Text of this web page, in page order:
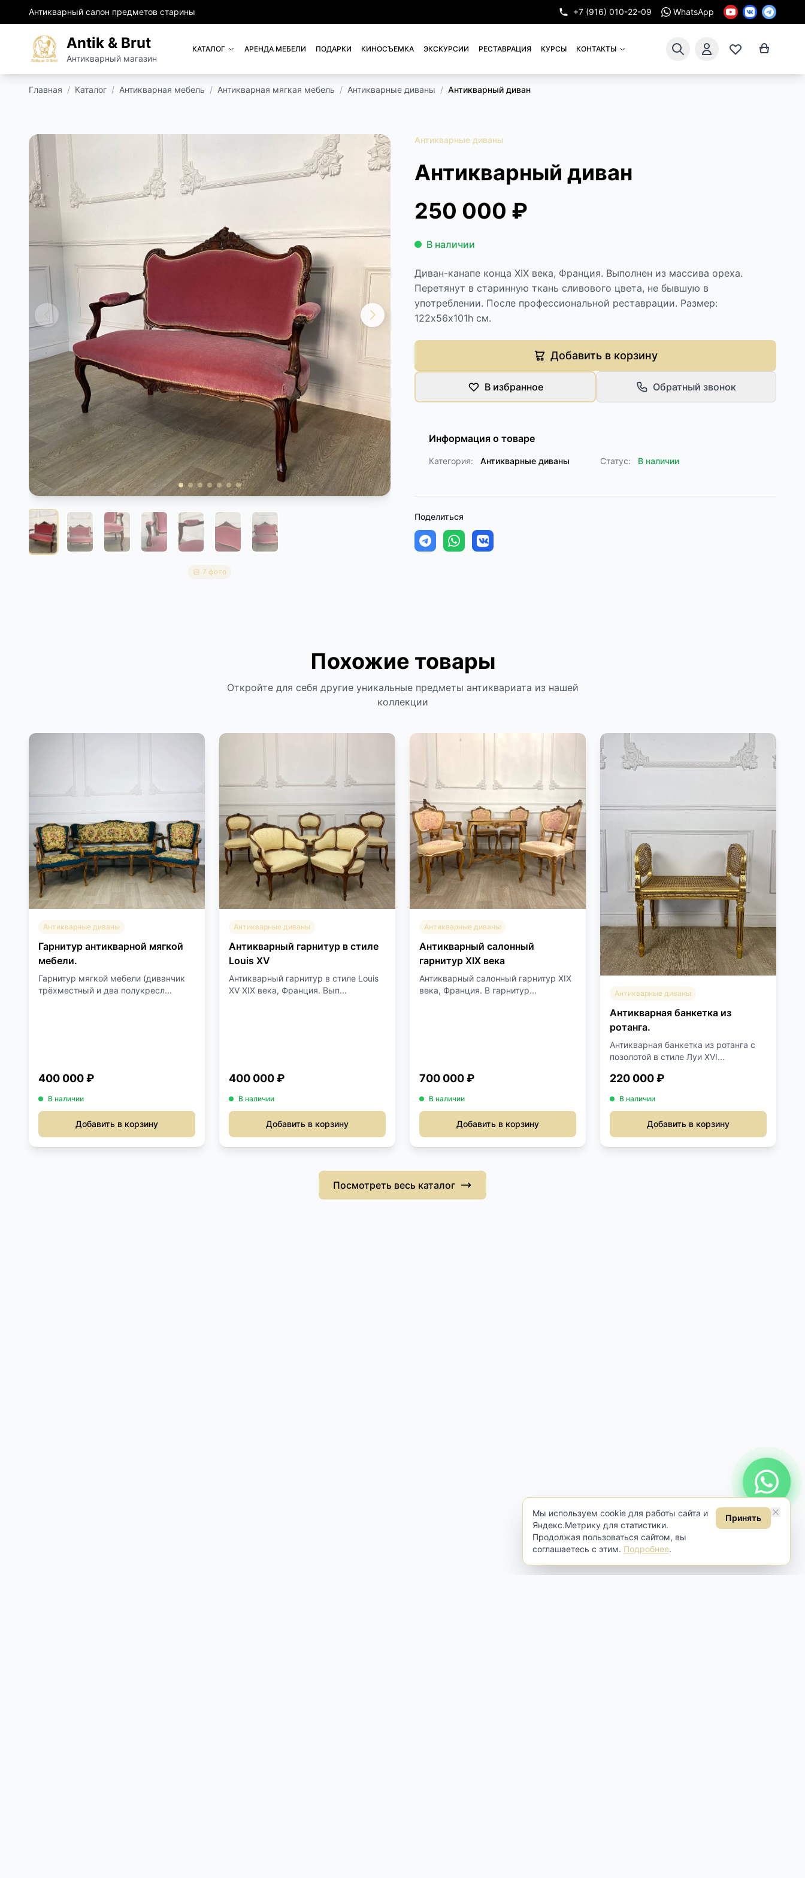
Антикварный салон предметов старины +7 (916) 010-22-09 WhatsApp
Antik & Brut
Антикварный магазин
КАТАЛОГ АРЕНДА МЕБЕЛИ ПОДАРКИ КИНОСЪЕМКА ЭКСКУРСИИ РЕСТАВРАЦИЯ КУРСЫ КОНТАКТЫ
Главная / Каталог / Антикварная мебель / Антикварная мягкая мебель / Антикварные диваны / Антикварный диван
7 фото
Антикварные диваны
Антикварный диван
250 000 ₽
В наличии
Диван-канапе конца XIX века, Франция. Выполнен из массива ореха.
Перетянут в старинную ткань сливового цвета, не бывшую в
употреблении. После профессиональной реставрации. Размер:
122х56х101h см.
Добавить в корзину
В избранное Обратный звонок
Информация о товаре
Категория: Антикварные диваны Статус: В наличии
Поделиться
Похожие товары
Откройте для себя другие уникальные предметы антиквариата из нашей
коллекции
Антикварные диваны
Гарнитур антикварной мягкой
мебели.
Гарнитур мягкой мебели (диванчик
трёхместный и два полукресл...
400 000 ₽
В наличии
Добавить в корзину
Антикварные диваны
Антикварный гарнитур в стиле
Louis XV
Антикварный гарнитур в стиле Louis
XV XIX века, Франция. Вып...
400 000 ₽
В наличии
Добавить в корзину
Антикварные диваны
Антикварный салонный
гарнитур XIX века
Антикварный салонный гарнитур XIX
века, Франция. В гарнитур...
700 000 ₽
В наличии
Добавить в корзину
Антикварные диваны
Антикварная банкетка из
ротанга.
Антикварная банкетка из ротанга с
позолотой в стиле Луи XVI...
220 000 ₽
В наличии
Добавить в корзину
Посмотреть весь каталог
Мы используем cookie для работы сайта и
Яндекс.Метрику для статистики.
Продолжая пользоваться сайтом, вы
соглашаетесь с этим. Подробнее.
Принять